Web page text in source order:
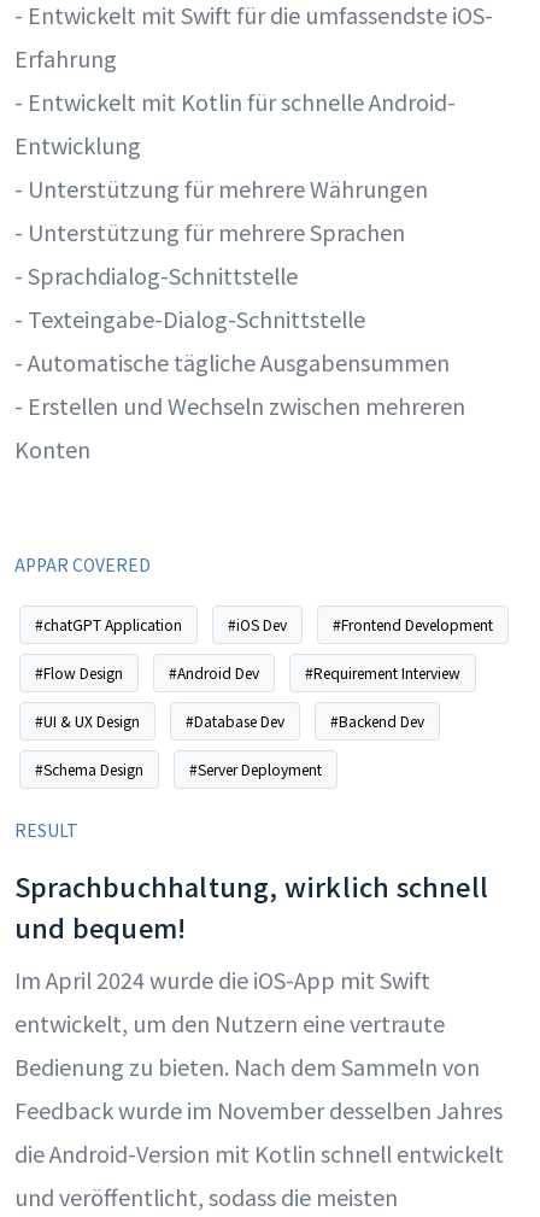
- Entwickelt mit Swift für die umfassendste iOS-
Erfahrung
- Entwickelt mit Kotlin für schnelle Android-
Entwicklung
- Unterstützung für mehrere Währungen
- Unterstützung für mehrere Sprachen
- Sprachdialog-Schnittstelle
- Texteingabe-Dialog-Schnittstelle
- Automatische tägliche Ausgabensummen
- Erstellen und Wechseln zwischen mehreren
Konten
APPAR COVERED
#chatGPT Application #iOS Dev #Frontend Development
#Flow Design #Android Dev #Requirement Interview
#UI & UX Design #Database Dev #Backend Dev
#Schema Design #Server Deployment
RESULT
Sprachbuchhaltung, wirklich schnell
und bequem!
Im April 2024 wurde die iOS-App mit Swift
entwickelt, um den Nutzern eine vertraute
Bedienung zu bieten. Nach dem Sammeln von
Feedback wurde im November desselben Jahres
die Android-Version mit Kotlin schnell entwickelt
und veröffentlicht, sodass die meisten